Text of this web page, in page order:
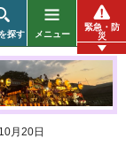
探す メニュー
緊急・防
災
月20日